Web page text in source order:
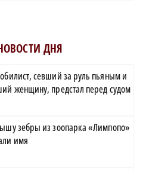
ДНЯ
севший за руль пьяным и
женщину, предстал перед судом
зебры из зоопарка «Лимпопо»
имя